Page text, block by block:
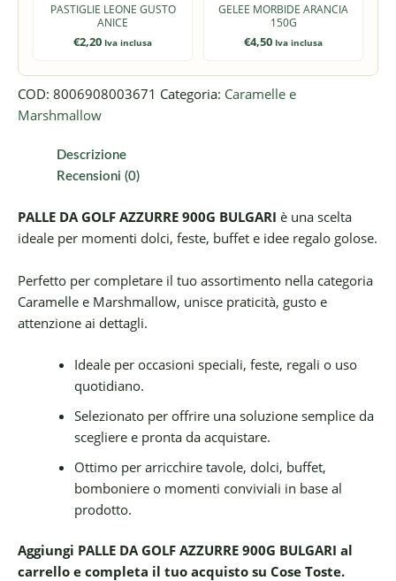
PASTIGLIE LEONE GUSTO
ANICE
€2,20 Iva inclusa
GELEE MORBIDE ARANCIA
150G
€4,50 Iva inclusa
COD: 8006908003671 Categoria: Caramelle e
Marshmallow
Descrizione
Recensioni (0)
PALLE DA GOLF AZZURRE 900G BULGARI è una scelta
ideale per momenti dolci, feste, buffet e idee regalo golose.
Perfetto per completare il tuo assortimento nella categoria
Caramelle e Marshmallow, unisce praticità, gusto e
attenzione ai dettagli.
Ideale per occasioni speciali, feste, regali o uso
quotidiano.
Selezionato per offrire una soluzione semplice da
scegliere e pronta da acquistare.
Ottimo per arricchire tavole, dolci, buffet,
bomboniere o momenti conviviali in base al
prodotto.
Aggiungi PALLE DA GOLF AZZURRE 900G BULGARI al
carrello e completa il tuo acquisto su Cose Toste.